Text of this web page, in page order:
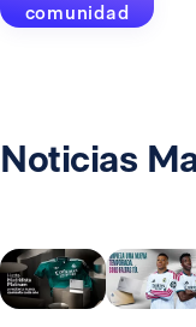
comunidad
Noticias